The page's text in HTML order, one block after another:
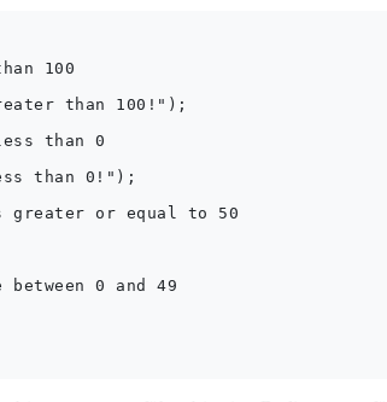
100
than 100!");
than 0
than 0!");
greater or equal to 50
between 0 and 49